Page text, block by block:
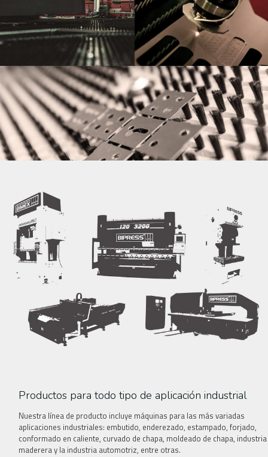
Productos para todo tipo de aplicación industrial
Nuestra línea de producto incluye máquinas para las más variadas
aplicaciones industriales: embutido, enderezado, estampado, forjado,
conformado en caliente, curvado de chapa, moldeado de chapa, industria
maderera y la industria automotriz, entre otras.